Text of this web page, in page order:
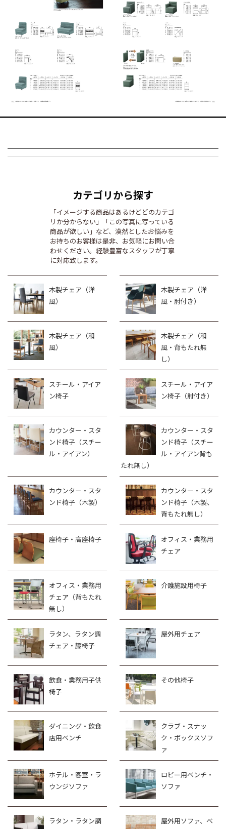
カテゴリから探す
「イメージする商品はあるけどどのカテゴ
リか分からない」「この写真に写っている
商品が欲しい」など、漠然としたお悩みを
お持ちのお客様は是非、お気軽にお問い合
わせください。経験豊富なスタッフが丁寧
に対応致します。
木製チェア（洋
風）
木製チェア（洋
風・肘付き）
木製チェア（和
風）
木製チェア（和
風・背もたれ無
し）
スチール・アイア
ン椅子
スチール・アイア
ン椅子（肘付き）
カウンター・スタ
ンド椅子（スチー
ル・アイアン）
カウンター・スタ
ンド椅子（スチー
ル・アイアン背も
たれ無し）
カウンター・スタ
ンド椅子（木製）
カウンター・スタ
ンド椅子（木製、
背もたれ無し）
座椅子・高座椅子
オフィス・業務用
チェア
オフィス・業務用
チェア（背もたれ
無し）
介護施設用椅子
ラタン、ラタン調
チェア・籐椅子
屋外用チェア
飲食・業務用子供
椅子
その他椅子
ダイニング・飲食
店用ベンチ
クラブ・スナッ
ク・ボックスソフ
ァ
ホテル・客室・ラ
ウンジソファ
ロビー用ベンチ・
ソファ
ラタン・ラタン調
屋外用ソファ、ベ